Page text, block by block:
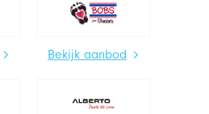
Bekijk aanbod